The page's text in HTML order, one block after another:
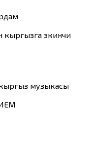
кыргызга экинчи
кыргыз музыкасы